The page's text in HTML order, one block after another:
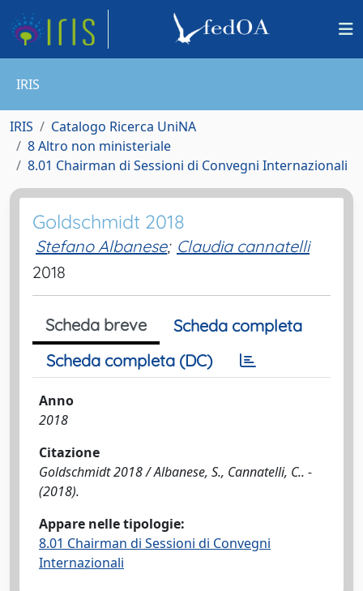
IRIS
IRIS
Catalogo Ricerca UniNA
8 Altro non ministeriale
8.01 Chairman di Sessioni di Convegni Internazionali
Goldschmidt 2018
Stefano Albanese; Claudia cannatelli
2018
Scheda breve
Scheda completa
Scheda completa (DC)
Anno
2018
Citazione
Goldschmidt 2018 / Albanese, S., Cannatelli, C.. -
(2018).
Appare nelle tipologie:
8.01 Chairman di Sessioni di Convegni
Internazionali